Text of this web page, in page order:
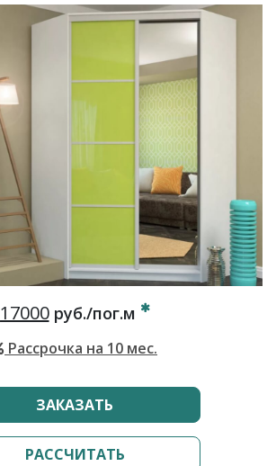
17000руб./пог.м
Рассрочка на 10 мес.
ЗАКАЗАТЬ
РАССЧИТАТЬ